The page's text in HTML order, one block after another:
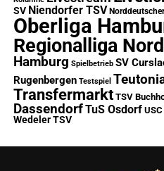
SV Niendorfer TSV
Oberliga
Regionalliga Nord
Hamburg Spielbetrieb SV
Rugenbergen Testspiel
Transfermarkt TSV
DassendorfTuS Osdorf
Wedeler TSV